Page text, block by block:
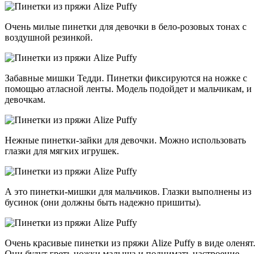
Очень милые пинетки для девочки в бело-розовых тонах с
воздушной резинкой.
Забавные мишки Тедди. Пинетки фиксируются на ножке с
помощью атласной ленты. Модель подойдет и мальчикам, и
девочкам.
Нежные пинетки-зайки для девочки. Можно использовать
глазки для мягких игрушек.
А это пинетки-мишки для мальчиков. Глазки выполнены из
бусинок (они должны быть надежно пришиты).
Очень красивые пинетки из пряжи Alize Puffy в виде оленят.